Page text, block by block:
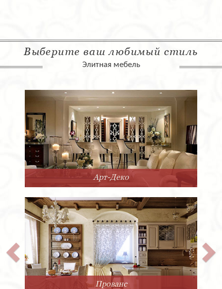
Выберите ваш любимый стиль
Элитная мебель
Арт-Деко
Прованс